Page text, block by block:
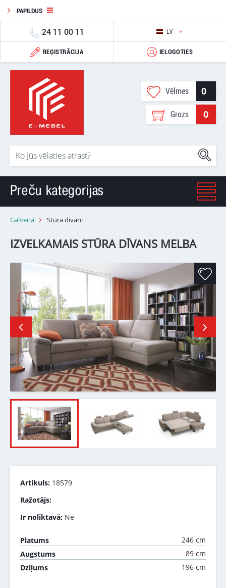
PAPILDUS
24 11 00 11 LV
REĢISTRĀCIJA IELOGOTIES
Vēlmes 0
Grozs 0
Preču kategorijas
Galvenā Stūra divāni
IZVELKAMAIS STŪRA DĪVANS MELBA
Artikuls: 18579
Ražotājs:
Ir noliktavā: Nē
Platums
246 cm
Augstums
89 cm
Dziļums
196 cm